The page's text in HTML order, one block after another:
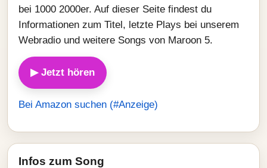
bei 1000 2000er. Auf dieser Seite findest du
Informationen zum Titel, letzte Plays bei unserem
Webradio und weitere Songs von Maroon 5.
▶ Jetzt hören
Bei Amazon suchen (#Anzeige)
Infos zum Song